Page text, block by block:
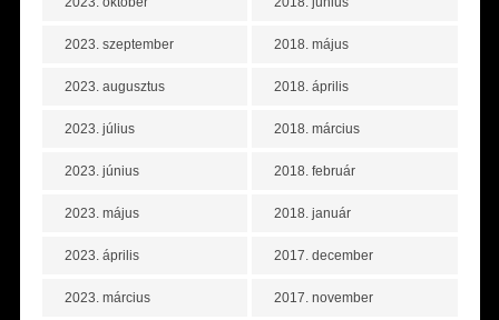
2023. szeptember
2023. augusztus
2023. július
2023. június
2023. május
2023. április
2023. március
2018. május
2018. április
2018. március
2018. február
2018. január
2017. december
2017. november